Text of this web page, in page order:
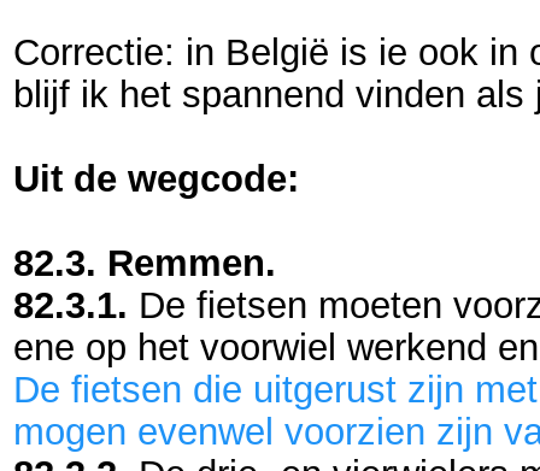
Correctie: in België is ie ook in
blijf ik het spannend vinden
Uit de wegcode:
82.3. Remmen.
82.3.1. De fietsen moeten
ene op het voorwiel werkend
De fietsen die uitgerust zijn
mogen evenwel voorzien zijn